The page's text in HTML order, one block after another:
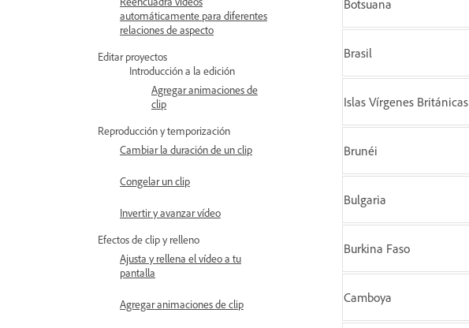
automáticamente para diferentes
relaciones de aspecto
Editar proyectos
Introducción a la edición
Agregar animaciones de
clip
Reproducción y temporización
Cambiar la duración de un clip
Congelar un clip
Invertir y avanzar vídeo
Efectos de clip y relleno
Ajusta y rellena el vídeo a tu
pantalla
Agregar animaciones de clip
Botsuana
Brasil
Islas Vírgenes Británicas
Brunéi
Bulgaria
Burkina Faso
Camboya